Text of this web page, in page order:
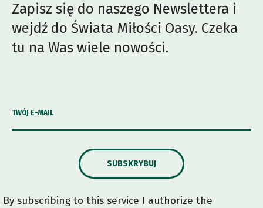
Zapisz się do naszego Newslettera i
wejdź do Świata Miłości Oasy. Czeka
tu na Was wiele nowości.
TWÓJ E-MAIL
SUBSKRYBUJ
By subscribing to this service I authorize the